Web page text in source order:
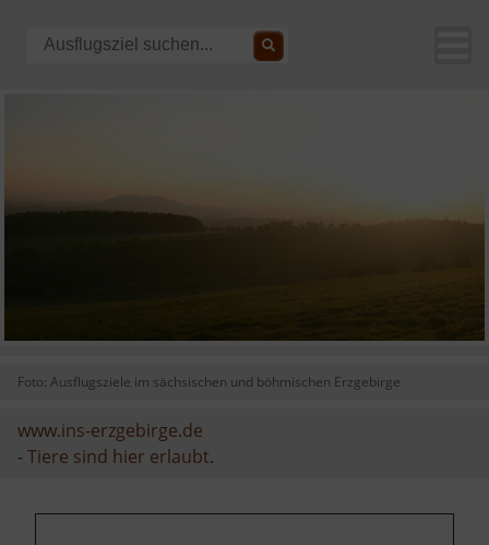
Foto: Ausflugsziele im sächsischen und böhmischen Erzgebirge
www.ins-erzgebirge.de
-Tiere sind hier erlaubt.